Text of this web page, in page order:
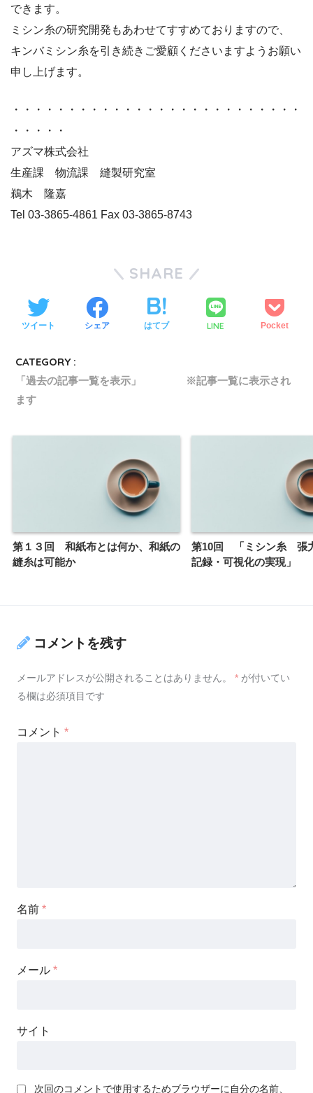
できます。
ミシン糸の研究開発もあわせてすすめておりますので、
キンバミシン糸を引き続きご愛顧くださいますようお願い
申し上げます。
・・・・・・・・・・・・・・・・・・・・・・・・・・
・・・・・
アズマ株式会社
生産課 物流課 縫製研究室
鵜木 隆嘉
Tel 03-3865-4861 Fax 03-3865-8743
SHARE
ツイート シェア はてブ LINE Pocket
CATEGORY :
「過去の記事一覧を表示」 ※記事一覧に表示され
ます
第１３回 和紙布とは何か、和紙の
縫糸は可能か
第10回 「ミシン糸 張
記録・可視化の実現」
コメントを残す
メールアドレスが公開されることはありません。 * が付いてい
る欄は必須項目です
コメント *
名前 *
メール *
サイト
次回のコメントで使用するためブラウザーに自分の名前、